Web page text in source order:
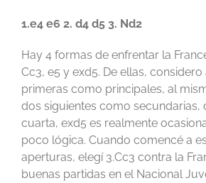
1.e4 e6 2. d4 d5 3. Nd2
Hay 4 formas de enfrentar la
Cc3, e5 y exd5. De ellas, considero
primeras como principales, al
dos siguientes como secundarias,
cuarta, exd5 es realmente
poco lógica. Cuando comencé a
aperturas, elegí 3.Cc3 contra la
buenas partidas en el Nacional